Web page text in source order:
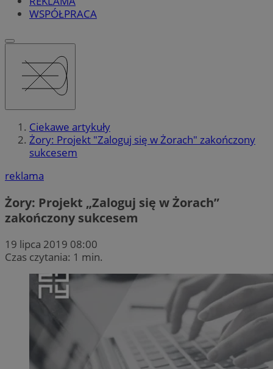
WSPÓŁPRACA
Ciekawe artykuły
Żory: Projekt "Zaloguj się w Żorach" zakończony
sukcesem
reklama
Żory: Projekt „Zaloguj się w Żorach”
zakończony sukcesem
19 lipca 2019 08:00
Czas czytania: 1 min.